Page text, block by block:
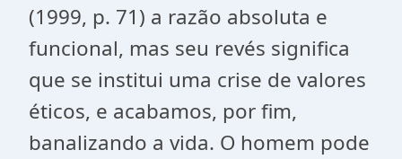
(1999, p. 71) a razão absoluta e
funcional, mas seu revés significa
que se institui uma crise de valores
éticos, e acabamos, por fim,
banalizando a vida. O homem pode